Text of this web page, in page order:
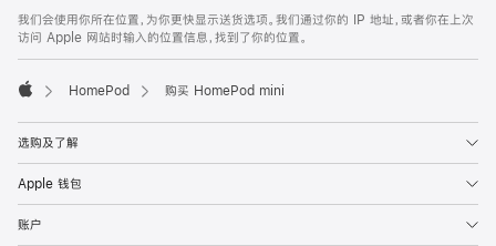
我们会使用你所在位置，为你更快显示送货选项。我们通过你的 IP 地址，或者你在上次
访问 Apple 网站时输入的位置信息，找到了你的位置。
HomePod 购买 HomePod mini
选购及了解
Apple 钱包
账户